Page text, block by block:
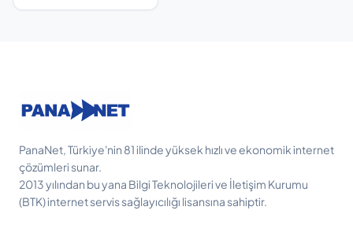
PanaNet, Türkiye'nin 81 ilinde yüksek hızlı ve ekonomik internet
çözümleri sunar.
2013 yılından bu yana Bilgi Teknolojileri ve İletişim Kurumu
(BTK) internet servis sağlayıcılığı lisansına sahiptir.